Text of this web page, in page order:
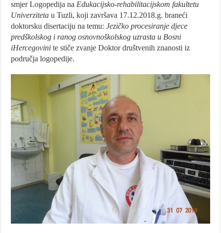
smjer Logopedija na Edukacijsko-rehabilitacijskom fakultetu
Univerziteta u Tuzli, koji završava 17.12.2018.g. braneći
doktorsku disertaciju na temu:Jezičko procesiranje djece
predškolskog i ranog osnovnoškolskog uzrasta u Bosni
iHercegovini te stiče zvanje Doktor društvenih znanosti iz
područja logopedije.